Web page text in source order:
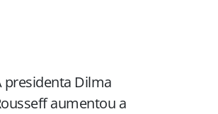
presidenta Dilma
aumentou a